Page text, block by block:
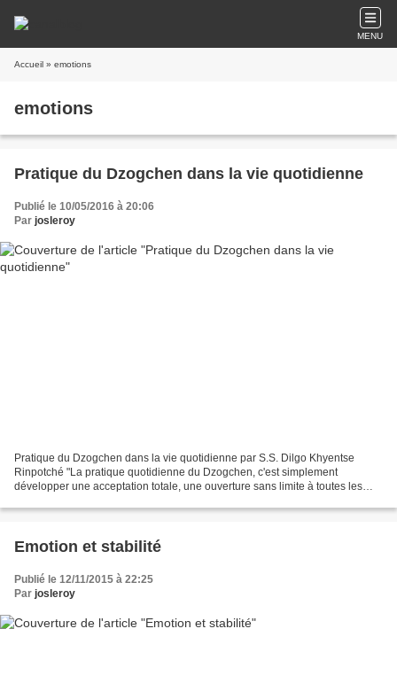
MENU
Accueil » emotions
emotions
Pratique du Dzogchen dans la vie quotidienne
Publié le 10/05/2016 à 20:06
Par josleroy
Pratique du Dzogchen dans la vie quotidienne par S.S. Dilgo Khyentse
Rinpotché "La pratique quotidienne du Dzogchen, c'est simplement
développer une acceptation totale, une ouverture sans limite à toutes les
Emotion et stabilité
Publié le 12/11/2015 à 22:25
Par josleroy